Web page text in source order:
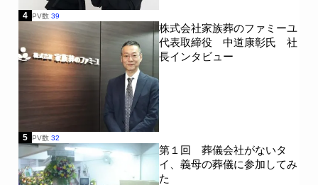
4 PV数 39
株式会社家族葬のファミーユ
代表取締役 中道康彰氏 社
長インタビュー
5 PV数 32
第１回 葬儀会社がないタ
イ、義母の葬儀に参加してみ
た